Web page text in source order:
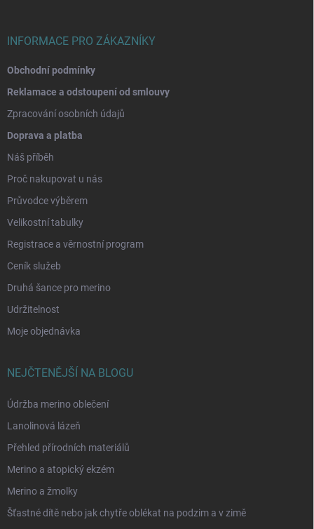
INFORMACE PRO ZÁKAZNÍKY
Obchodní podmínky
Reklamace a odstoupení od smlouvy
Zpracování osobních údajů
Doprava a platba
Náš příběh
Proč nakupovat u nás
Průvodce výběrem
Velikostní tabulky
Registrace a věrnostní program
Ceník služeb
Druhá šance pro merino
Udržitelnost
Moje objednávka
NEJČTENĚJŠÍ NA BLOGU
Údržba merino oblečení
Lanolinová lázeň
Přehled přírodních materiálů
Merino a atopický ekzém
Merino a žmolky
Šťastné dítě nebo jak chytře oblékat na podzim a v zimě